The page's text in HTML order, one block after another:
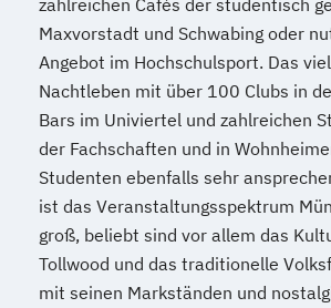
Maxvorstadt und Schwabing oder
Angebot im Hochschulsport. Das
Nachtleben mit über 100 Clubs in
Bars im Univiertel und zahlreichen
der Fachschaften und in
Studenten ebenfalls sehr
ist das Veranstaltungsspektrum
groß, beliebt sind vor allem das
Tollwood und das traditionelle
mit seinen Markständen und